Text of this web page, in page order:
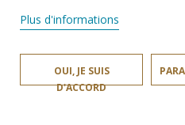
Plus d'informations
OUI, JE SUIS
D'ACCORD